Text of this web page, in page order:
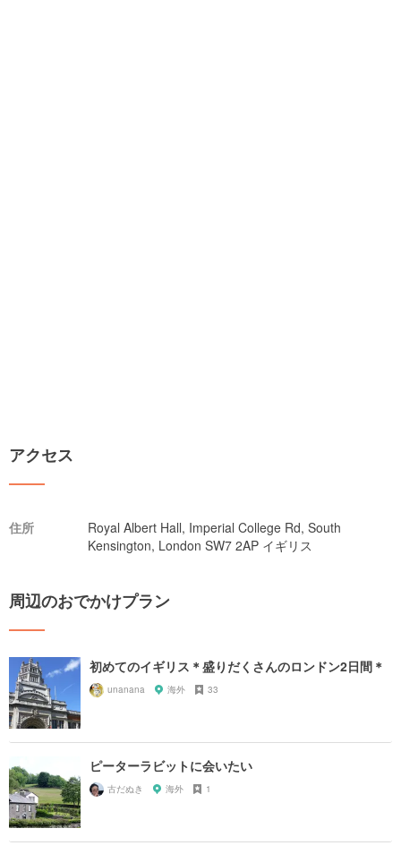
アクセス
住所
Royal Albert Hall, Imperial College Rd, South
Kensington, London SW7 2AP イギリス
周辺のおでかけプラン
初めてのイギリス＊盛りだくさんのロンドン2日間＊
unanana 海外 33
ピーターラビットに会いたい
古だぬき 海外 1